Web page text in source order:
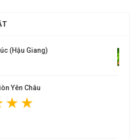
ĐẶC SẢN CHÈ TÂN CƯƠNG THÁI